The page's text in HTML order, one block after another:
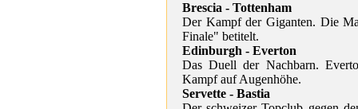
Brescia - Tottenham
Der Kampf der Giganten. Die
Finale" betitelt.
Edinburgh - Everton
Das Duell der Nachbarn.
Kampf auf Augenhöhe.
Servette - Bastia